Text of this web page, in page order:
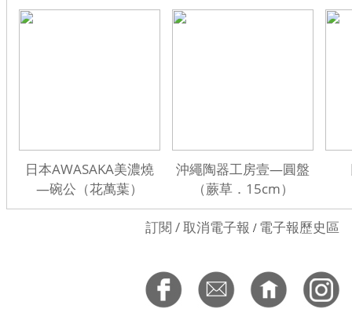
日本AWASAKA美濃燒
—碗公（花萬葉）
沖繩陶器工房壹—圓盤
（蕨草．15cm）
訂閱 / 取消電子報 / 電子報歷史區